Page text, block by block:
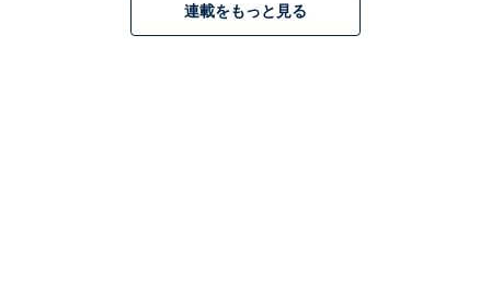
連載をもっと見る